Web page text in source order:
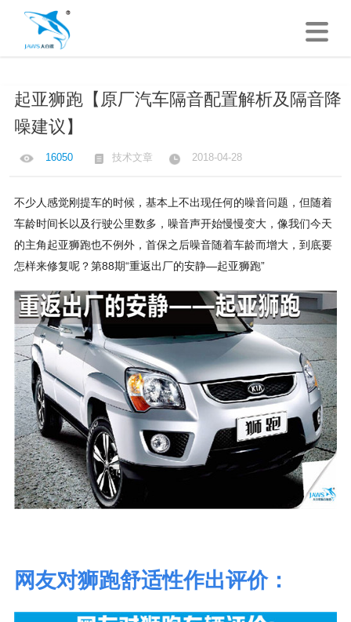
起亚狮跑【原厂汽车隔音配置解析及隔音降
噪建议】
16050 技术文章 2018-04-28
不少人感觉刚提车的时候，基本上不出现任何的噪音问题，但随着
车龄时间长以及行驶公里数多，噪音声开始慢慢变大，像我们今天
的主角起亚狮跑也不例外，首保之后噪音随着车龄而增大，到底要
怎样来修复呢？第88期“重返出厂的安静—起亚狮跑”
网友对狮跑舒适性作出评价：